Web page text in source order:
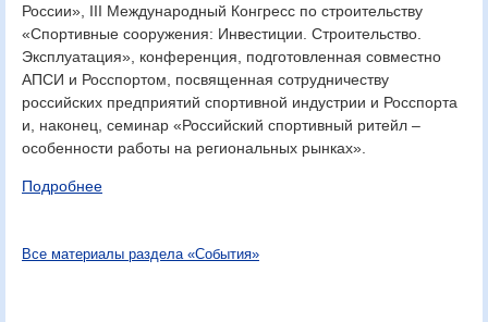
России», III Международный Конгресс по строительству
«Спортивные сооружения: Инвестиции. Строительство.
Эксплуатация», конференция, подготовленная совместно
АПСИ и Росспортом, посвященная сотрудничеству
российских предприятий спортивной индустрии и Росспорта
и, наконец, семинар «Российский спортивный ритейл –
особенности работы на региональных рынках».
Подробнее
Все материалы раздела «События»